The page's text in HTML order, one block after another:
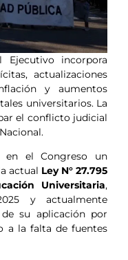
incorpora
actualizaciones
y aumentos
universitarios. La
el conflicto judicial
en el Congreso un
actual Ley N° 27.795
Universitaria,
y actualmente
su aplicación por
a la falta de fuentes